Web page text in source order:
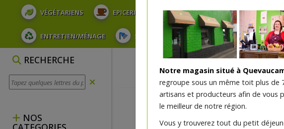
VÉGÉTARIENS EPICERIE PLATS TRAITEUR
ENTRETIEN/MÉNAGE SOINS ET HYGIÈNE DU CORPS BEAUTÉ
RECHERCHE
NOS
Notre magasin situé à
regroupe sous un même toit plus de
artisans et producteurs afin de vous
le meilleur de notre région.
Vous y trouverez tout du petit